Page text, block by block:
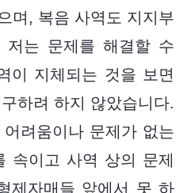
며, 복음 사역도 지지부
저는 문제를 해결할 수
이 지체되는 것을 보면
하려 하지 않았습니다.
려움이나 문제가 없는
속이고 사역 상의 문제
제자매들 앞에서 못 하